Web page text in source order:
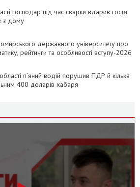
господар під час сварки вдарив гостя
з дому
державного університету про
рейтинги та особливості вступу-2026
п’яний водій порушив ПДР й кілька
400 доларів хабаря